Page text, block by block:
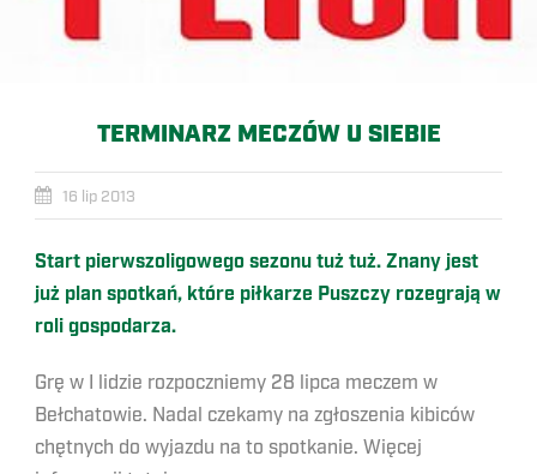
TERMINARZ MECZÓW U SIEBIE
16 lip 2013
Start pierwszoligowego sezonu tuż tuż. Znany jest
już plan spotkań, które piłkarze Puszczy rozegrają w
roli gospodarza.
Grę w I lidzie rozpoczniemy 28 lipca meczem w
Bełchatowie. Nadal czekamy na zgłoszenia kibiców
chętnych do wyjazdu na to spotkanie. Więcej